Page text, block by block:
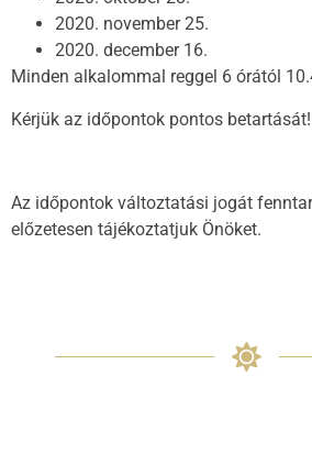
2020. november 25.
2020. december 16.
Minden alkalommal reggel 6 órától
Kérjük az időpontok pontos betartását!
Az időpontok változtatási jogát
előzetesen tájékoztatjuk Önöket.